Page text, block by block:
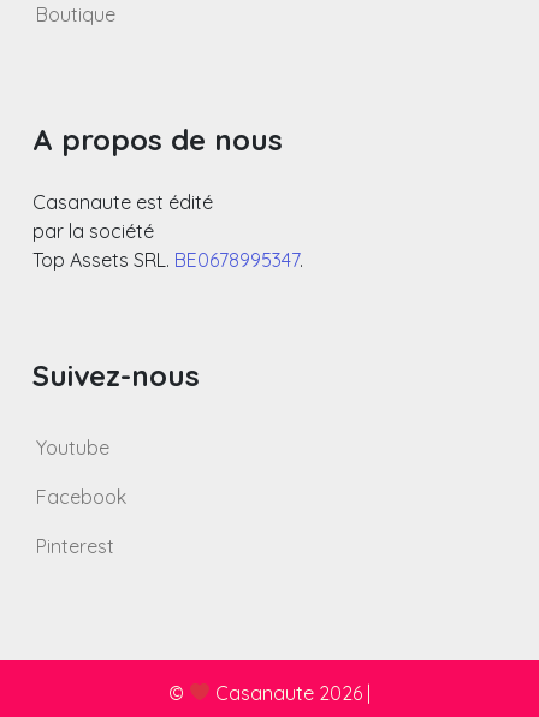
Boutique
A propos de nous
Casanaute est édité
par la société
Top Assets SRL. BE0678995347.
Suivez-nous
Youtube
Facebook
Pinterest
© Casanaute 2026 |